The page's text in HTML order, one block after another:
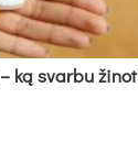
ką svarbu